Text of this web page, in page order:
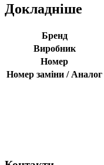
Докладніше
Бренд
Виробник
Номер
Номер заміни / Аналог